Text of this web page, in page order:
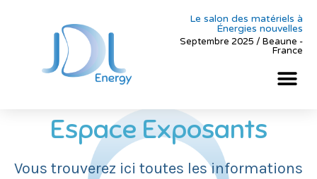
Le salon des matériels à
Énergies nouvelles
Septembre 2025 / Beaune -
France
Espace Exposants
Vous trouverez ici toutes les informations